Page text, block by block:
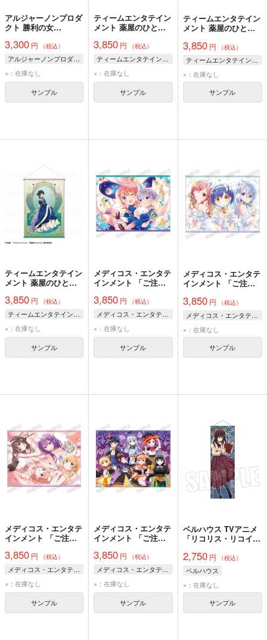
アルジャーノンプロダ
クト 勝利の女
リー リバーレリオA
3,300 円 （税込）
アルジャーノンプロダクト
×：在庫なし
サンプル
ティームエンタテイン
メント 薬屋のひとり
ストリー【猫猫&壬
氏】
3,850 円 （税込）
ティームエンタテインメント
×：在庫なし
サンプル
ティームエンタテイン
メント 薬屋のひとり
ストリー【壬氏】
3,850円 （税込）
ティームエンタテインメント
×：在庫なし
サンプル
ティームエンタテイン
メント 薬屋のひとり
ストリー【猫猫】
3,850 円 （税込）
ティームエンタテインメント
×：在庫なし
サンプル
メディコス・エンタテ
インメント 「ご注文
B2タペストリー【C】
3,850 円 （税込）
メディコス・エンタテインメント
×：在庫なし
サンプル
メディコス・エンタテ
インメント 「ご注文
B2タペストリー【B】
3,850円 （税込）
メディコス・エンタテインメント
×：在庫なし
サンプル
メディコス・エンタテ
インメント 「ご注文
B2タペストリー【A】
3,850 円 （税込）
メディコス・エンタテインメント
×：在庫なし
サンプル
メディコス・エンタテ
インメント 「ご注文
描き下ろしB2タペス
トリー【ハロウィン
ver.】
3,850 円 （税込）
メディコス・エンタテインメント
×：在庫なし
サンプル
ベルハウス TVアニメ
「リコリス・リコイ
リー 井ノ上 たきな(読
書)
2,750円 （税込）
ベルハウス
×：在庫なし
サンプル